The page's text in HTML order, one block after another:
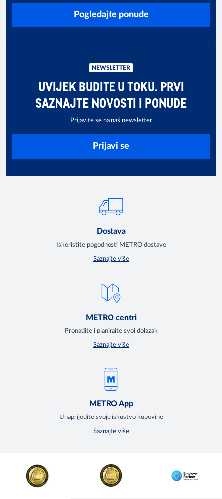
Pogledajte ponude
NEWSLETTER
UVIJEK BUDITE U TOKU. PRVI
SAZNAJTE NOVOSTI I PONUDE
Prijavite se na naš newsletter
Prijavi se
Dostava
Iskoristite pogodnosti METRO dostave
Saznajte više
METRO centri
Pronađite i planirajte svoj dolazak
Saznajte više
METRO App
Unaprijedite svoje iskustvo kupovine
Saznajte više